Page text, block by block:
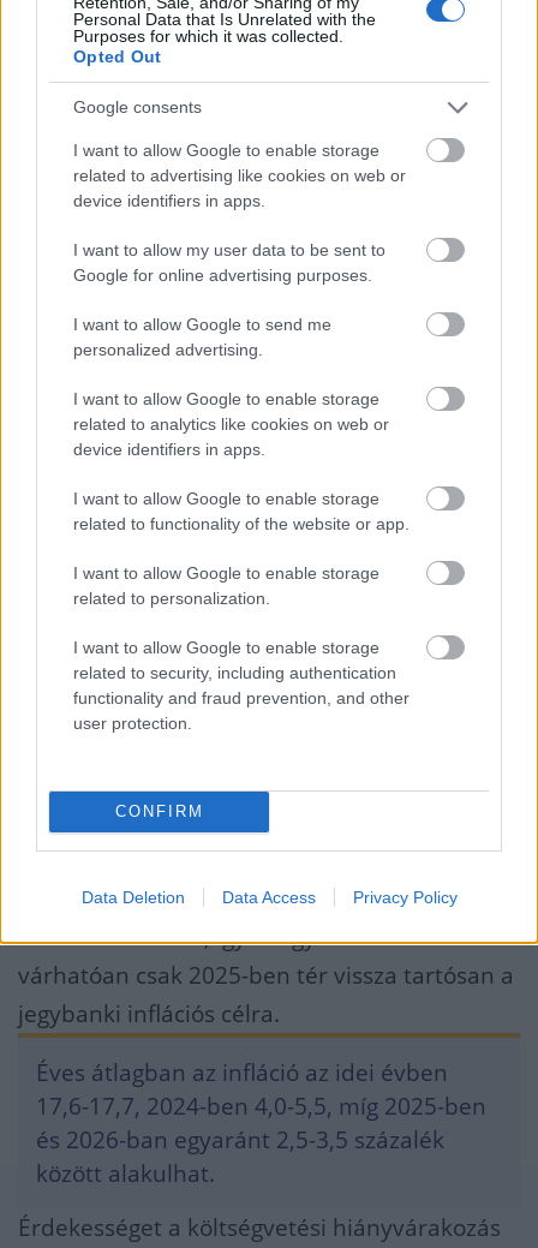
Personal Data that Is Unrelated with the
Purposes for which it was collected.
Opted Out
Google consents
I want to allow Google to enable storage
related to advertising like cookies on web or
device identifiers in apps.
I want to allow my user data to be sent to
Google for online advertising purposes.
I want to allow Google to send me
personalized advertising.
I want to allow Google to enable storage
related to analytics like cookies on web or
device identifiers in apps.
I want to allow Google to enable storage
related to functionality of the website or app.
I want to allow Google to enable storage
related to personalization.
I want to allow Google to enable storage
related to security, including authentication
functionality and fraud prevention, and other
user protection.
CONFIRM
Data Deletion Data Access Privacy Policy
egynapos fedezett hitel rátája pedig 11,75
százalékon áll - írja közleményében Nagy
János, az Erste Bank makrogazdasági
elemzője.
A jegybank a mai ülés során két opciót tárgyalt
Virág Barnabás elmondás szerint: a 75 és 100
bázispontos lépések kerültek asztalra, végül
egyöntetűen az előbbi mellett döntött a
Monetáris Tanács. Negyedéves ülésről lévén
szó, az MNB frissítette makrogazdasági
prognózisait is.
A növekedést illetően a hazai gazdaság
teljesítménye 2023-ban a -0,6 és -0,4
százalék közötti tartományban alakulhat,
majd 2024-ben várhatóan 2,5-3,5, 2025-ben
3,5-4,5, majd 2026-ban 3,0-4,0 százalékkal
az Erste Bank elemzői közleményében.
A jegybank szerint az erős dezinfláció 2024
első negyedévében folytatódik, majd ezt
követően lelassul, így a fogyasztóiár-index
várhatóan csak 2025-ben tér vissza tartósan a
jegybanki inflációs célra.
Éves átlagban az infláció az idei évben
17,6-17,7, 2024-ben 4,0-5,5, míg 2025-ben
és 2026-ban egyaránt 2,5-3,5 százalék
között alakulhat.
Érdekességet a költségvetési hiányvárakozás